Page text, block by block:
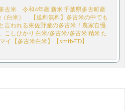
古米 令和4年産 新米 千葉県多古町産
（白米） 【送料無料】多古米の中でも
言われる東佐野産の多古米！農家自慢
こしひかり 白米/多古米/多古米 精米 た
イ【多古米白米】【smtb-TD】